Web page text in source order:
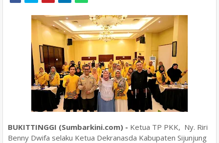
BUKITTINGGI (Sumbarkini.com) - Ketua TP PKK, Ny. Riri
Benny Dwifa selaku Ketua Dekranasda Kabupaten Sijunjung